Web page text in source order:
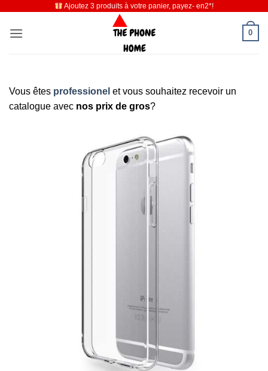
contenu
Ajoutez 3 produits à votre panier, payez- en2*!
0
Vous êtes professionel et vous souhaitez recevoir un
catalogue avec nos prix de gros?